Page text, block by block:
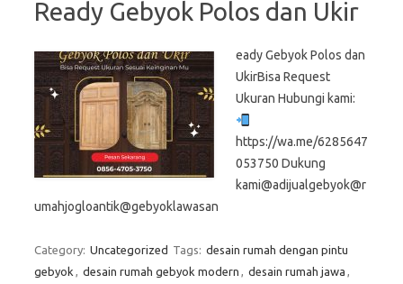
Ready Gebyok Polos dan Ukir
eady Gebyok Polos dan
UkirBisa Request
Ukuran Hubungi kami:
https://wa.me/6285647
053750 Dukung
kami@adijualgebyok@r
umahjogloantik@gebyoklawasan
Category: Uncategorized Tags: desain rumah dengan pintu
gebyok , desain rumah gebyok modern , desain rumah jawa ,